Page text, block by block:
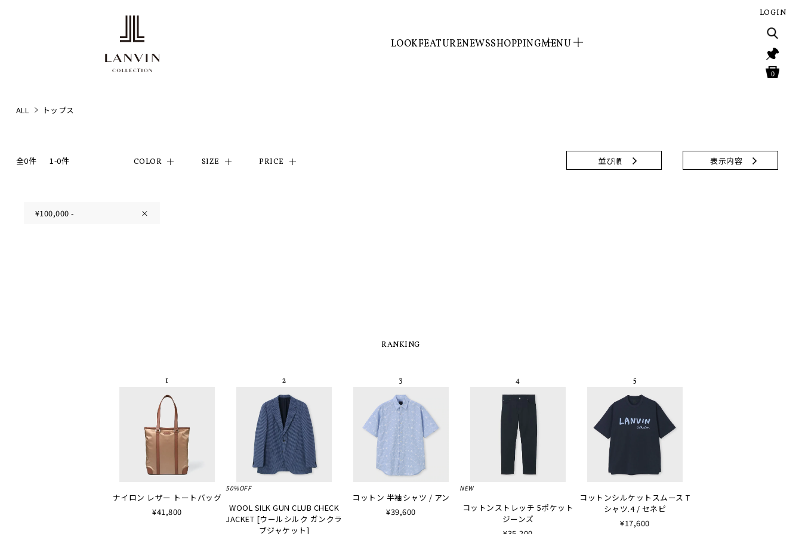
LOOKFEATURENEWSSHOPPINGMENU
LOGIN
0
ALL トップス
全0件 1-0件 COLOR SIZE PRICE 並び順 表示内容
¥100,000 - ×
RANKING
ナイロン レザー トートバッグ
¥41,800
50%OFF
WOOL SILK GUN CLUB CHECK
JACKET [ウールシルク ガンクラ
ブジャケット]
コットン 半袖シャツ / アン
¥39,600
NEW
コットンストレッチ 5ポケット
ジーンズ
コットンシルケットスムース T
シャツ.4 / セネピ
¥17,600